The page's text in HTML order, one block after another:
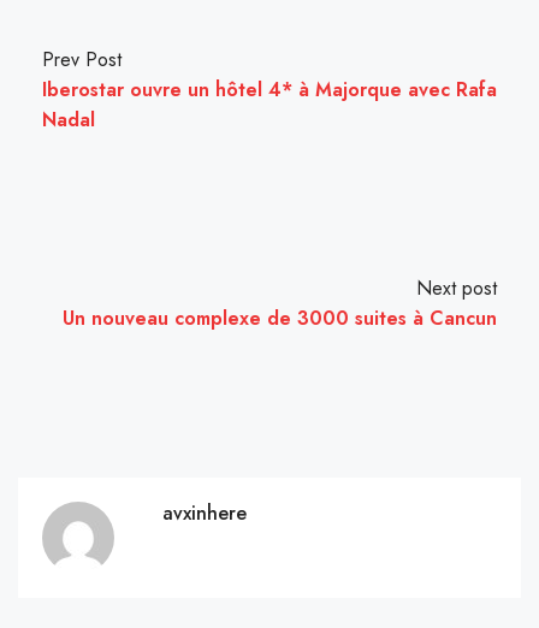
Prev Post
Iberostar ouvre un hôtel 4* à Majorque avec Rafa
Nadal
Next post
Un nouveau complexe de 3000 suites à Cancun
avxinhere